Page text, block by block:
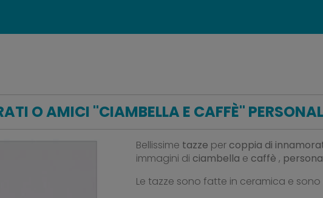
O AMICI "CIAMBELLA E CAFFÈ"
Bellissime tazze per coppia di
immagini di ciambella e caffè ,
Le tazze sono fatte in ceramica e